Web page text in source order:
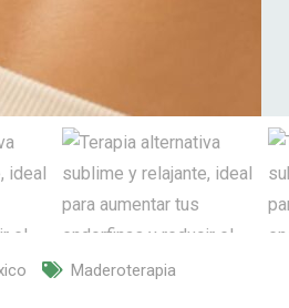
Maderoterapia